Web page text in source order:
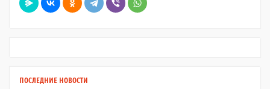
ПОСЛЕДНИЕ НОВОСТИ